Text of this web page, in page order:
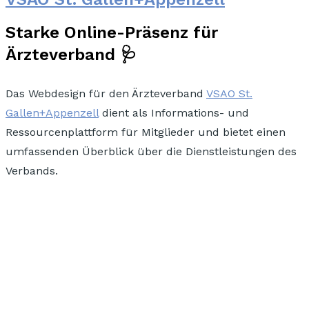
Starke Online-Präsenz für
Ärzteverband 🩺
Das Webdesign für den Ärzteverband VSAO St.
Gallen+Appenzell dient als Informations- und
Ressourcenplattform für Mitglieder und bietet einen
umfassenden Überblick über die Dienstleistungen des
Verbands.